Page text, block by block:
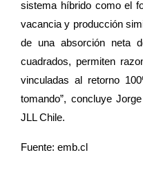
sistema híbrido como el
vacancia y producción
de una absorción neta
cuadrados, permiten
vinculadas al retorno
tomando”, concluye
JLL Chile.
Fuente: emb.cl